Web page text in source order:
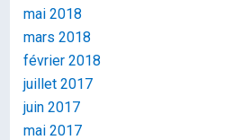
mai 2018
mars 2018
février 2018
juillet 2017
juin 2017
mai 2017